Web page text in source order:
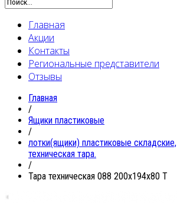
Главная
Акции
Контакты
Региональные представители
Отзывы
Главная
/
Ящики пластиковые
/
лотки(ящики) пластиковые складские,
техническая тара.
/
Тара техническая 088 200x194x80 T